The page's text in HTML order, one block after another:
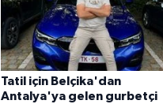
Tatil için Belçika'dan
Antalya'ya gelen gurbetçi